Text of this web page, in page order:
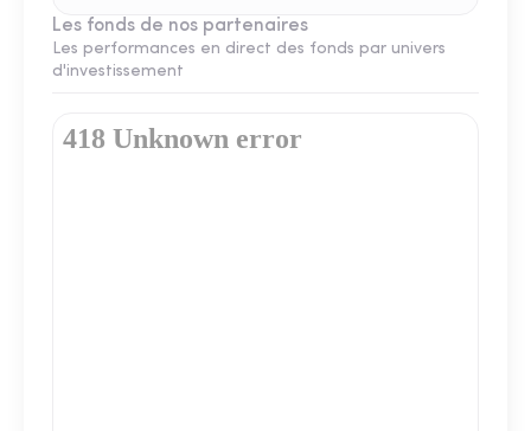
Les fonds de nos partenaires
Les performances en direct des fonds par univers
d'investissement